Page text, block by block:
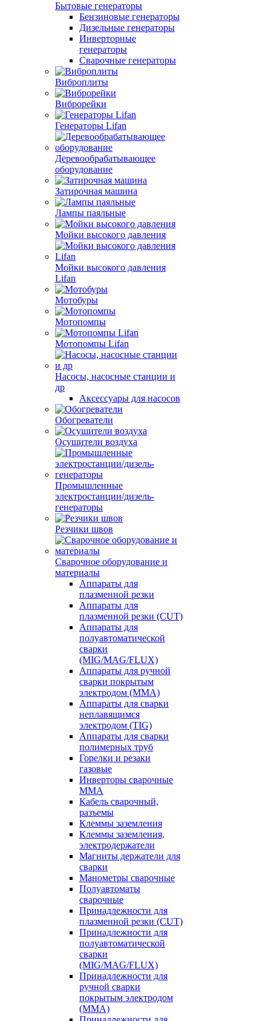
Бытовые генераторы
Бензиновые генераторы
Дизельные генераторы
Инверторные
генераторы
Сварочные генераторы
Виброплиты
Виброрейки
Генераторы Lifan
Деревообрабатывающее
оборудование
Затирочная машина
Лампы паяльные
Мойки высокого давления
Мойки высокого давления
Lifan
Мотобуры
Мотопомпы
Мотопомпы Lifan
Насосы, насосные станции и
др
Аксессуары для насосов
Обогреватели
Осушители воздуха
Промышленные
электростанции/дизель-
генераторы
Резчики швов
Сварочное оборудование и
материалы
Аппараты для
плазменной резки
Аппараты для
плазменной резки (CUT)
Аппараты для
полуавтоматической
сварки
(MIG/MAG/FLUX)
Аппараты для ручной
сварки покрытым
электродом (MMA)
Аппараты для сварки
неплавящимся
электродом (TIG)
Аппараты для сварки
полимерных труб
Горелки и резаки
газовые
Инверторы сварочные
ММА
Кабель сварочный,
разъемы
Клеммы заземления
Клеммы заземления,
электродержатели
Магниты держатели для
сварки
Манометры сварочные
Полуавтоматы
сварочные
Принадлежности для
плазменной резки (CUT)
Принадлежности для
полуавтоматической
сварки
(MIG/MAG/FLUX)
Принадлежности для
ручной сварки
покрытым электродом
(MMA)